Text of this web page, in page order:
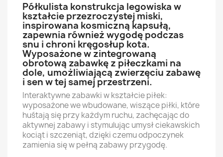
Półkulista konstrukcja legowiska w
kształcie przezroczystej miski,
inspirowana kosmiczną kapsułą,
zapewnia również wygodę podczas
snu i chroni kręgosłup kota.
Wyposażone w zintegrowaną
obrotową zabawkę z piłeczkami na
dole, umożliwiającą zwierzęciu zabawę
i sen w tej samej przestrzeni.
Interaktywne zabawki w kształcie piłek:
wyposażone we wbudowane, wiszące piłki, które
huśtają się przy każdym ruchu, zachęcając do
aktywnej zabawy i stymulując umysł ciekawskich
kociąt i szczeniąt, dzięki czemu odpoczynek
zamienia się w pełną zabawy przygodę.